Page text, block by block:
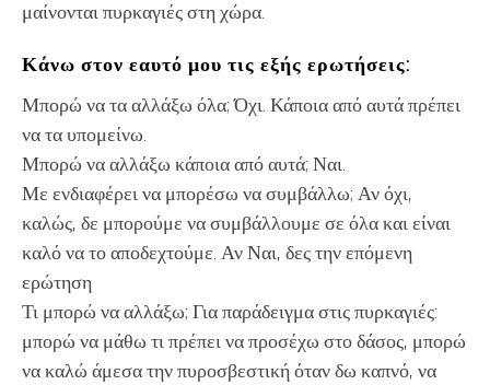
μαίνονται πυρκαγιές στη χώρα.
Κάνω στον εαυτό μου τις εξής ερωτήσεις:
Μπορώ να τα αλλάξω όλα; Όχι. Κάποια από αυτά πρέπει
να τα υπομείνω.
Μπορώ να αλλάξω κάποια από αυτά; Ναι.
Με ενδιαφέρει να μπορέσω να συμβάλλω; Αν όχι,
καλώς, δε μπορούμε να συμβάλλουμε σε όλα και είναι
καλό να το αποδεχτούμε. Αν Ναι, δες την επόμενη
ερώτηση
Τι μπορώ να αλλάξω; Για παράδειγμα στις πυρκαγιές:
μπορώ να μάθω τι πρέπει να προσέχω στο δάσος, μπορώ
να καλώ άμεσα την πυροσβεστική όταν δω καπνό, να